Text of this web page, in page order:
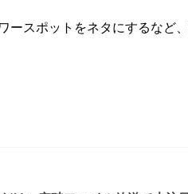
スポットをネタにするなど